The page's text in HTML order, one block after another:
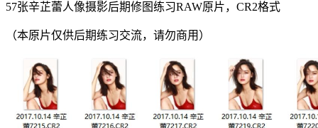
57张辛芷蕾人像摄影后期修图练习RAW原片，CR2格式
（本原片仅供后期练习交流，请勿商用）